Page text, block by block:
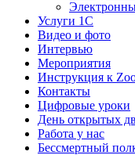
Услуги 1C
Видео и фото
Интервью
Мероприятия
Инструкция к
Контакты
Цифровые уроки
День открытых
Работа у нас
Бессмертный